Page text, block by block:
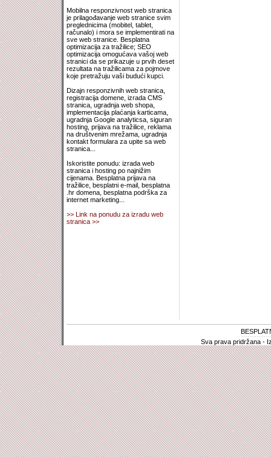
Mobilna responzivnost web stranica
je prilagođavanje web stranice svim
preglednicima (mobitel, tablet,
računalo) i mora se implementirati na
sve web stranice. Besplatna
optimizacija za tražilice; SEO
optimizacija omogućava vašoj web
stranici da se prikazuje u prvih deset
rezultata na tražilicama za pojmove
koje pretražuju vaši budući kupci.
Dizajn responzivnih web stranica,
registracija domene, izrada CMS
stranica, ugradnja web shopa,
implementacija plaćanja karticama,
ugradnja Google analyticsa, siguran
hosting, prijava na tražilice, reklama
na društvenim mrežama, ugradnja
kontakt formulara za upite sa web
stranica...
Iskoristite ponudu: izrada web
stranica i hosting po najnižim
cijenama. Besplatna prijava na
tražilice, besplatni e-mail, besplatna
.hr domena, besplatna podrška za
internet marketing...
>> Link na ponudu za izradu web
stranica >>
Sva prava pridržana -